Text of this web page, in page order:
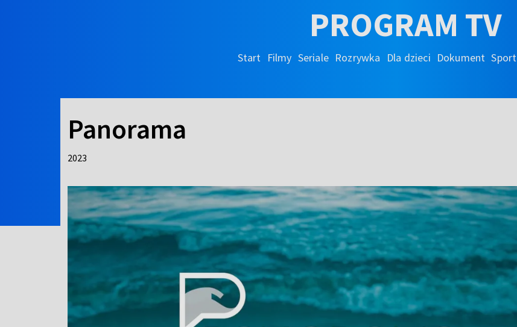
PROGRAM TV
Start Filmy Seriale Rozrywka Dla dzieci Dokument Sport
Panorama
2023